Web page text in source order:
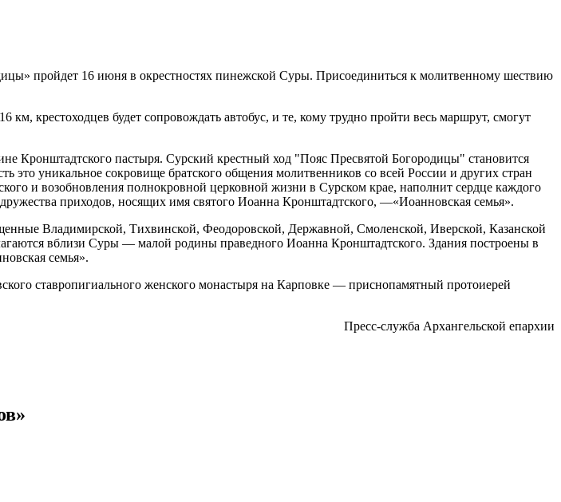
пройдет 16 июня в окрестностях пинежской Суры. Присоединиться к молитвенному шествию
крестоходцев будет сопровождать автобус, и те, кому трудно пройти весь маршрут, смогут
Кронштадтского пастыря. Сурский крестный ход "Пояс Пресвятой Богородицы" становится
уникальное сокровище братского общения молитвенников со всей России и других стран
и возобновления полнокровной церковной жизни в Сурском крае, наполнит сердце каждого
приходов, носящих имя святого Иоанна Кронштадтского, —«Иоанновская семья».
Владимирской, Тихвинской, Феодоровской, Державной, Смоленской, Иверской, Казанской
вблизи Суры — малой родины праведного Иоанна Кронштадтского. Здания построены в
семья».
ставропигиального женского монастыря на Карповке — приснопамятный протоиерей
Пресс-служба Архангельской епархии